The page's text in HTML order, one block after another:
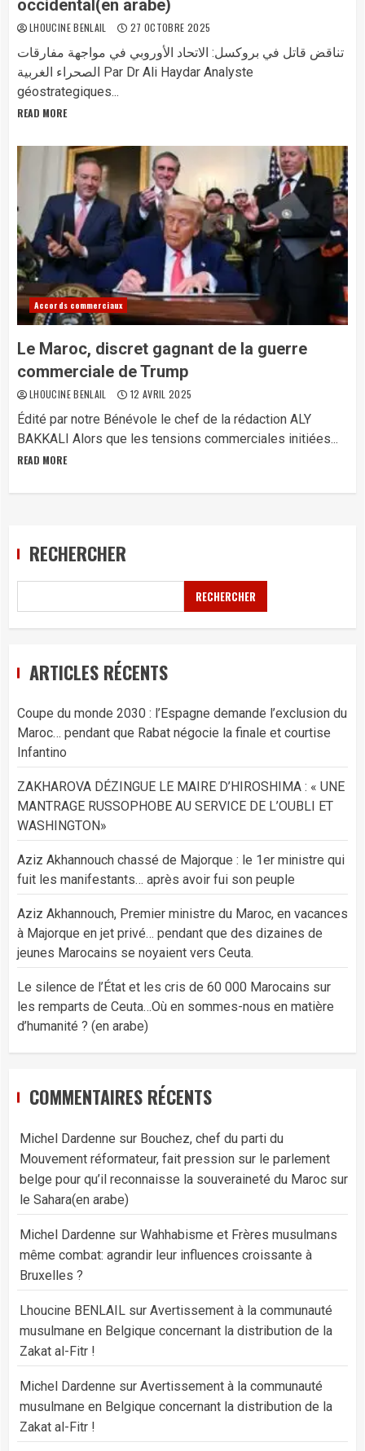
occidental(en arabe)
LHOUCINE BENLAIL 27 OCTOBRE 2025
تناقض قاتل في بروكسل: الاتحاد الأوروبي في مواجهة مفارقات
الصحراء الغربية Par Dr Ali Haydar Analyste
géostrategiques...
READ MORE
Accords commerciaux
Le Maroc, discret gagnant de la guerre
commerciale de Trump
LHOUCINE BENLAIL 12 AVRIL 2025
Édité par notre Bénévole le chef de la rédaction ALY
BAKKALI Alors que les tensions commerciales initiées...
READ MORE
RECHERCHER
RECHERCHER
ARTICLES RÉCENTS
Coupe du monde 2030 : l’Espagne demande l’exclusion du
Maroc… pendant que Rabat négocie la finale et courtise
Infantino
ZAKHAROVA DÉZINGUE LE MAIRE D’HIROSHIMA : « UNE
MANTRAGE RUSSOPHOBE AU SERVICE DE L’OUBLI ET
WASHINGTON»
Aziz Akhannouch chassé de Majorque : le 1er ministre qui
fuit les manifestants… après avoir fui son peuple
Aziz Akhannouch, Premier ministre du Maroc, en vacances
à Majorque en jet privé… pendant que des dizaines de
jeunes Marocains se noyaient vers Ceuta.
Le silence de l’État et les cris de 60 000 Marocains sur
les remparts de Ceuta…Où en sommes-nous en matière
d’humanité ? (en arabe)
COMMENTAIRES RÉCENTS
Michel Dardenne sur Bouchez, chef du parti du
Mouvement réformateur, fait pression sur le parlement
belge pour qu’il reconnaisse la souveraineté du Maroc sur
le Sahara(en arabe)
Michel Dardenne sur Wahhabisme et Frères musulmans
même combat: agrandir leur influences croissante à
Bruxelles ?
Lhoucine BENLAIL sur Avertissement à la communauté
musulmane en Belgique concernant la distribution de la
Zakat al-Fitr !
Michel Dardenne sur Avertissement à la communauté
musulmane en Belgique concernant la distribution de la
Zakat al-Fitr !